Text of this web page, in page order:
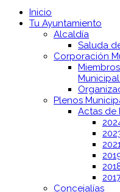
Inicio
Tu Ayuntamiento
Alcaldía
Saluda
Corporación
Plenos
Actas de
Concejalías